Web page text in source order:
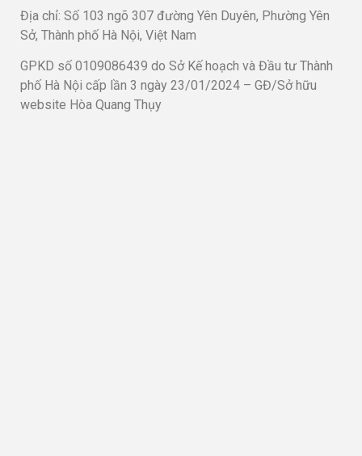
Địa chỉ: Số 103 ngõ 307 đường Yên Duyên, Phường Yên
Sở, Thành phố Hà Nội, Việt Nam
GPKD số 0109086439 do Sở Kế hoạch và Đầu tư Thành
phố Hà Nội cấp lần 3 ngày 23/01/2024 – GĐ/Sở hữu
website Hòa Quang Thụy